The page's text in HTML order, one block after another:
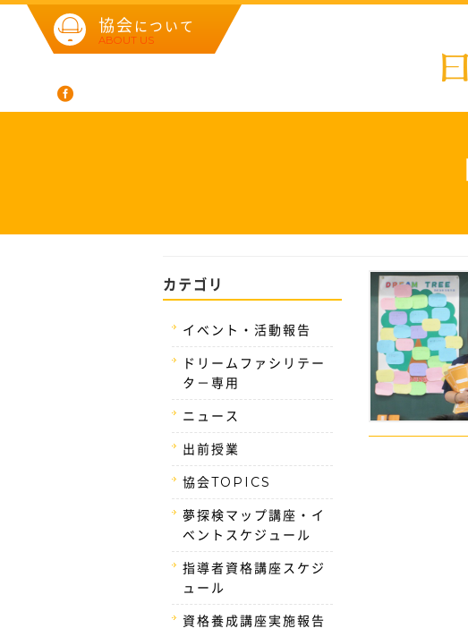
協会 について
ABOUT US
カテゴリ
イベント・活動報告
ドリームファシリテー
タ－専用
ニュース
出前授業
協会TOPICS
夢探検マップ講座・イ
ベントスケジュール
指導者資格講座スケジ
ュール
資格養成講座実施報告